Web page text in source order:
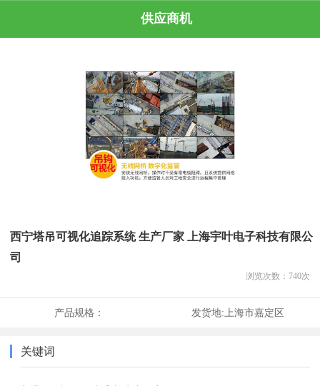
供应商机
西宁塔吊可视化追踪系统 生产厂家 上海宇叶电子科技有限公
司
浏览次数： 740次
产品规格： 发货地:上海市嘉定区
关键词